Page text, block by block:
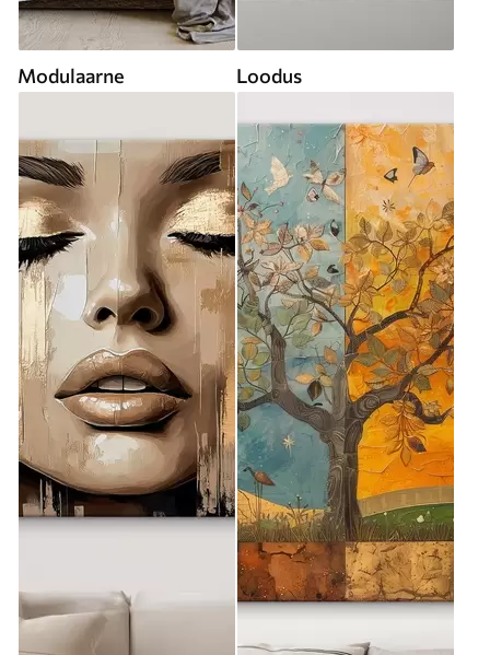
Modulaarne Loodus